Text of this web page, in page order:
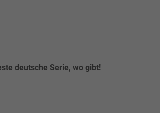
deutsche Serie, wo gibt!